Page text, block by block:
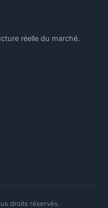
réelle du marché.
droits réservés.